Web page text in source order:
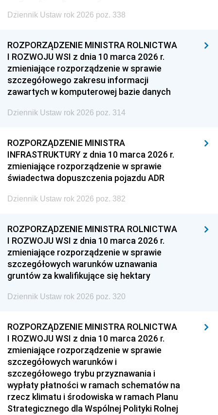
Dziennik Ustaw rok 2026 poz. 338
ROZPORZĄDZENIE MINISTRA ROLNICTWA
I ROZWOJU WSI z dnia 10 marca 2026 r.
zmieniające rozporządzenie w sprawie
szczegółowego zakresu informacji
zawartych w komputerowej bazie danych
Dziennik Ustaw rok 2026 poz. 314
ROZPORZĄDZENIE MINISTRA
INFRASTRUKTURY z dnia 10 marca 2026 r.
zmieniające rozporządzenie w sprawie
świadectwa dopuszczenia pojazdu ADR
Dziennik Ustaw rok 2026 poz. 382
ROZPORZĄDZENIE MINISTRA ROLNICTWA
I ROZWOJU WSI z dnia 10 marca 2026 r.
zmieniające rozporządzenie w sprawie
szczegółowych warunków uznawania
gruntów za kwalifikujące się hektary
Dziennik Ustaw rok 2026 poz. 320
ROZPORZĄDZENIE MINISTRA ROLNICTWA
I ROZWOJU WSI z dnia 10 marca 2026 r.
zmieniające rozporządzenie w sprawie
szczegółowych warunków i
szczegółowego trybu przyznawania i
wypłaty płatności w ramach schematów na
rzecz klimatu i środowiska w ramach Planu
Strategicznego dla Wspólnej Polityki Rolnej